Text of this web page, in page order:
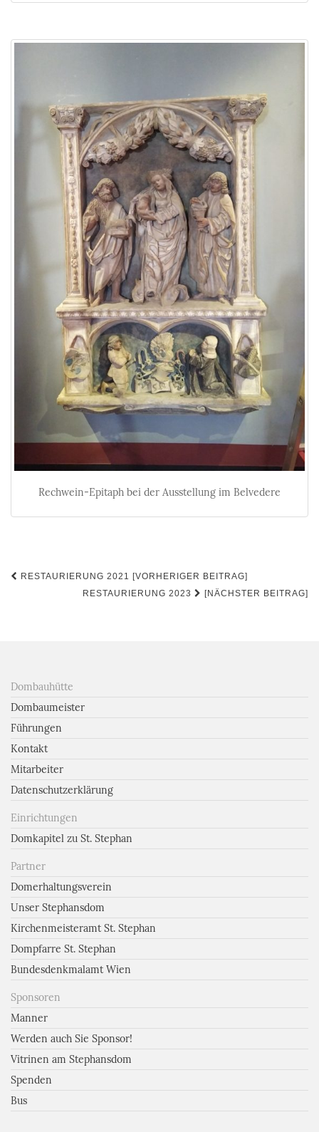
Rechwein-Epitaph bei der Ausstellung im Belvedere
Beitrags-
Navigation
RESTAURIERUNG 2021 [VORHERIGER BEITRAG]
RESTAURIERUNG 2023
[NÄCHSTER BEITRAG]
Dombauhütte
Dombaumeister
Führungen
Kontakt
Mitarbeiter
Datenschutzerklärung
Einrichtungen
Domkapitel zu St. Stephan
Partner
Domerhaltungsverein
Unser Stephansdom
Kirchenmeisteramt St. Stephan
Dompfarre St. Stephan
Bundesdenkmalamt Wien
Sponsoren
Manner
Werden auch Sie Sponsor!
Vitrinen am Stephansdom
Spenden
Bus